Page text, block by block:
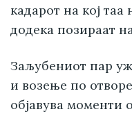
кадарот на кој
додека позираат на
Заљубениот пар
и возење по
објавува моменти